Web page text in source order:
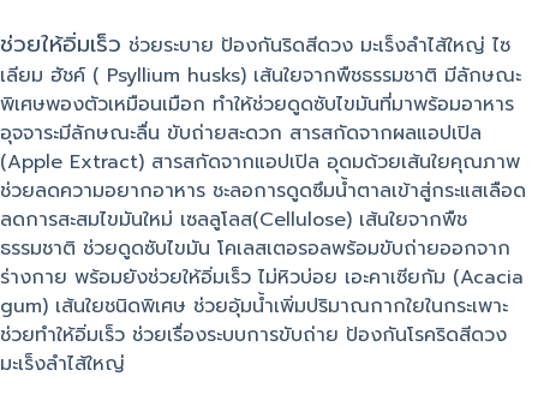
ช่วยให้อิ่มเร็ว ช่วยระบาย ป้องกันริดสีดวง มะเร็งลำไส้ใหญ่ ไซ
เลียม ฮัชค์ ( Psyllium husks) เส้นใยจากพืชธรรมชาติ มีลักษณะ
พิเศษพองตัวเหมือนเมือก ทำให้ช่วยดูดซับไขมันที่มาพร้อมอาหาร
อุจจาระมีลักษณะลื่น ขับถ่ายสะดวก สารสกัดจากผลแอปเปิล
(Apple Extract) สารสกัดจากแอปเปิล อุดมด้วยเส้นใยคุณภาพ
ช่วยลดความอยากอาหาร ชะลอการดูดซึมน้ำตาลเข้าสู่กระแสเลือด
ลดการสะสมไขมันใหม่ เซลลูโลส(Cellulose) เส้นใยจากพืช
ธรรมชาติ ช่วยดูดซับไขมัน โคเลสเตอรอลพร้อมขับถ่ายออกจาก
ร่างกาย พร้อมยังช่วยให้อิ่มเร็ว ไม่หิวบ่อย เอะคาเซียกัม (Acacia
gum) เส้นใยชนิดพิเศษ ช่วยอุ้มน้ำเพิ่มปริมาณกากใยในกระเพาะ
ช่วยทำให้อิ่มเร็ว ช่วยเรื่องระบบการขับถ่าย ป้องกันโรคริดสีดวง
มะเร็งลำไส้ใหญ่